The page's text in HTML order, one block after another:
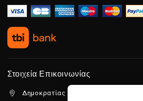
Στοιχεία Επικοινωνίας
Δημοκρατίας 5β Λιμένας